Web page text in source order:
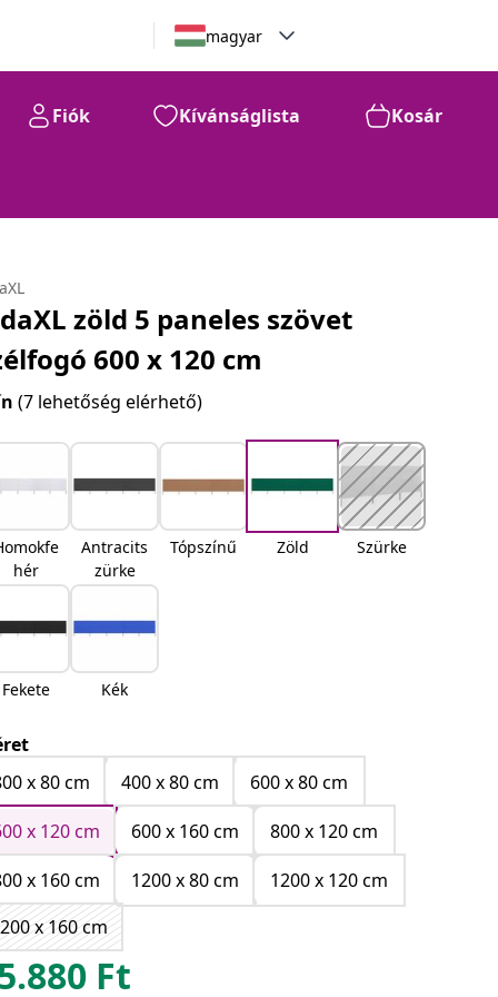
magyar
Fiók Kívánságlista Kosár
zöld 5 paneles szövet
600 x 120 cm
(7 lehetőség elérhető)
hér
Antracits
zürke
Tópszínű Zöld Szürke
Fekete Kék
x 80 cm
400 x 80 cm
600 x 80 cm
x 120 cm
600 x 160 cm
800 x 120 cm
x 160 cm
1200 x 80 cm
1200 x 120 cm
x 160 cm
Ft